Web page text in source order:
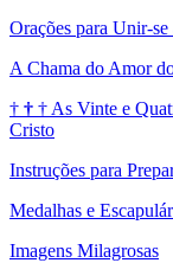
Orações para Unir-
A Chama do Amor
† † † As Vinte e
Cristo
Instruções para
Medalhas e
Imagens Milagrosas